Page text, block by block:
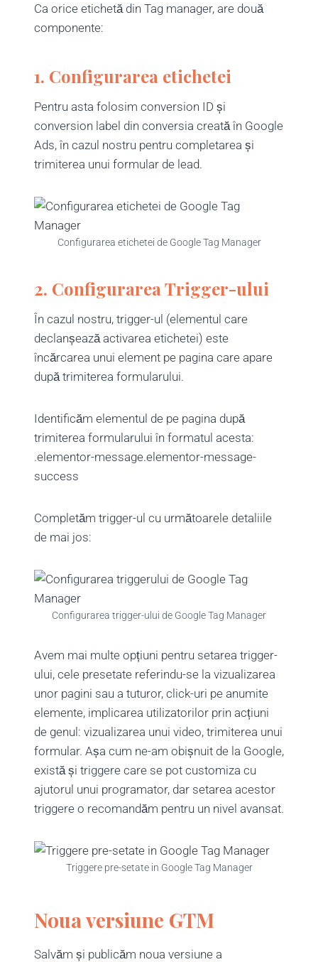
Ca orice etichetă din Tag manager, are două
componente:
1. Configurarea etichetei
Pentru asta folosim conversion ID și
conversion label din conversia creată în Google
Ads, în cazul nostru pentru completarea și
trimiterea unui formular de lead.
Configurarea etichetei de Google Tag Manager
2. Configurarea Trigger-ului
În cazul nostru, trigger-ul (elementul care
declanșează activarea etichetei) este
încărcarea unui element pe pagina care apare
după trimiterea formularului.
Identificăm elementul de pe pagina după
trimiterea formularului în formatul acesta:
.elementor-message.elementor-message-
success
Completăm trigger-ul cu următoarele detaliile
de mai jos:
Configurarea trigger-ului de Google Tag Manager
Avem mai multe opțiuni pentru setarea trigger-
ului, cele presetate referindu-se la vizualizarea
unor pagini sau a tuturor, click-uri pe anumite
elemente, implicarea utilizatorilor prin acțiuni
de genul: vizualizarea unui video, trimiterea unui
formular. Așa cum ne-am obișnuit de la Google,
există și triggere care se pot customiza cu
ajutorul unui programator, dar setarea acestor
triggere o recomandăm pentru un nivel avansat.
Triggere pre-setate in Google Tag Manager
Noua versiune GTM
Salvăm și publicăm noua versiune a